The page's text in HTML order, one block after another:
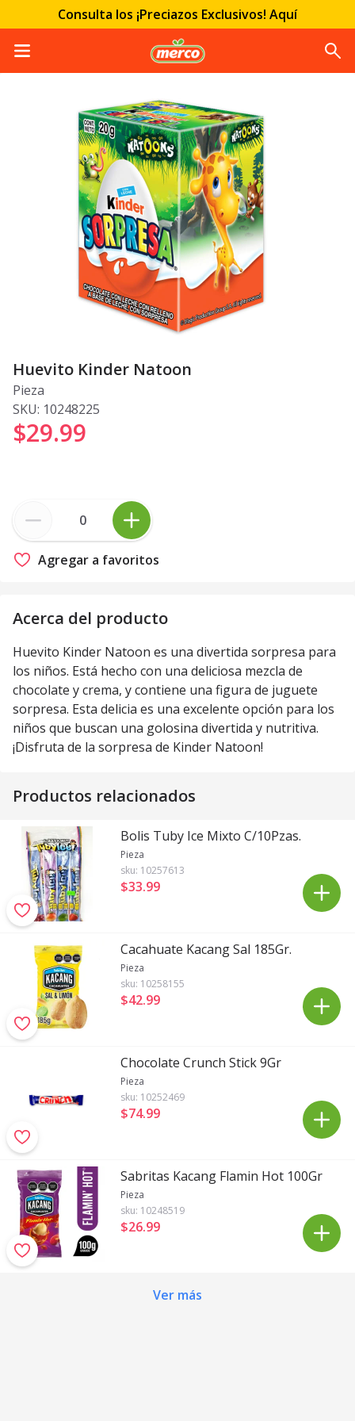
Consulta los ¡Preciazos Exclusivos! Aquí
Huevito Kinder Natoon
Pieza
SKU: 10248225
$29.99
Agregar a favoritos
Acerca del producto
Huevito Kinder Natoon es una divertida sorpresa para
los niños. Está hecho con una deliciosa mezcla de
chocolate y crema, y contiene una figura de juguete
sorpresa. Esta delicia es una excelente opción para los
niños que buscan una golosina divertida y nutritiva.
¡Disfruta de la sorpresa de Kinder Natoon!
Productos relacionados
Bolis Tuby Ice Mixto C/10Pzas.
Pieza
sku: 10257613
$33.99
Cacahuate Kacang Sal 185Gr.
Pieza
sku: 10258155
$42.99
Chocolate Crunch Stick 9Gr
Pieza
sku: 10252469
$74.99
Sabritas Kacang Flamin Hot 100Gr
Pieza
sku: 10248519
$26.99
Ver más